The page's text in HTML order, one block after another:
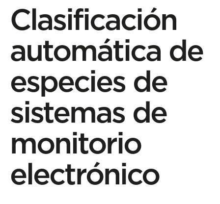
Clasificación
automática de
especies de
sistemas de
monitorio
electrónico